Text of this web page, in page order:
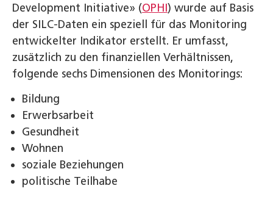
Development Initiative» (OPHI) wurde auf Basis
der SILC-Daten ein speziell für das Monitoring
entwickelter Indikator erstellt. Er umfasst,
zusätzlich zu den finanziellen Verhältnissen,
folgende sechs Dimensionen des Monitorings:
Bildung
Erwerbsarbeit
Gesundheit
Wohnen
soziale Beziehungen
politische Teilhabe